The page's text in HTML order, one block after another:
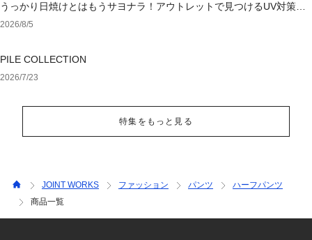
うっかり日焼けとはもうサヨナラ！アウトレットで見つけるUV対策ウ
ェア
2026/8/5
PILE COLLECTION
2026/7/23
特集をもっと見る
JOINT WORKS ファッション パンツ
ハーフパンツ
商品一覧